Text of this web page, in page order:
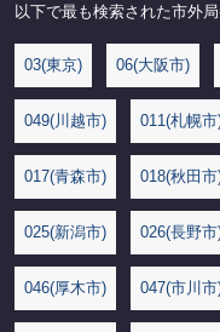
以下で最も検索された市外
03(東京) 06(大阪市)
049(川越市) 011(札幌市
017(青森市) 018(秋田市
025(新潟市) 026(長野市
046(厚木市) 047(市川市